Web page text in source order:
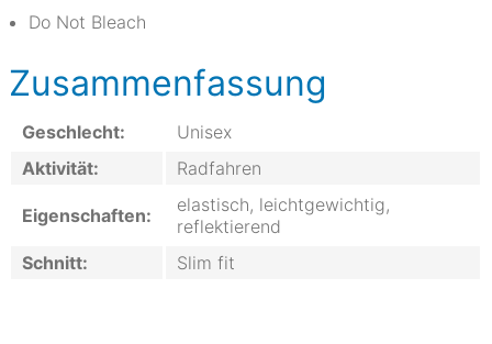
Do Not Bleach
Zusammenfassung
Geschlecht:
Unisex
Aktivität:
Radfahren
Eigenschaften:
elastisch, leichtgewichtig,
reflektierend
Schnitt:
Slim fit